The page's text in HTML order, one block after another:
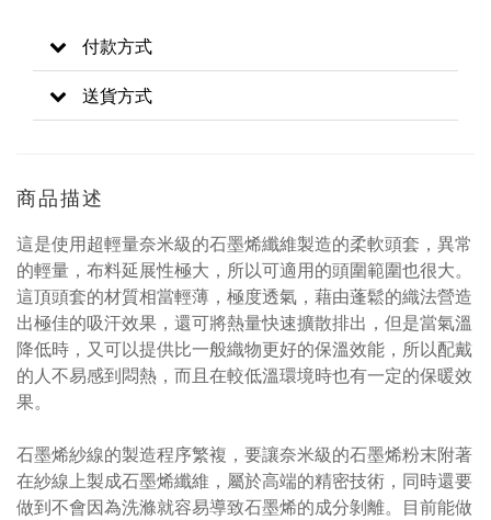
付款方式
送貨方式
商品描述
這是使用超輕量奈米級的石墨烯纖維製造的柔軟頭套，異常
的輕量，布料延展性極大，所以可適用的頭圍範圍也很大。
這頂頭套的材質相當輕薄，極度透氣，藉由蓬鬆的織法營造
出極佳的吸汗效果，還可將熱量快速擴散排出，但是當氣溫
降低時，又可以提供比一般織物更好的保溫效能，所以配戴
的人不易感到悶熱，而且在較低溫環境時也有一定的保暖效
果。
石墨烯紗線的製造程序繁複，要讓奈米級的石墨烯粉末附著
在紗線上製成石墨烯纖維，屬於高端的精密技術，同時還要
做到不會因為洗滌就容易導致石墨烯的成分剝離。目前能做